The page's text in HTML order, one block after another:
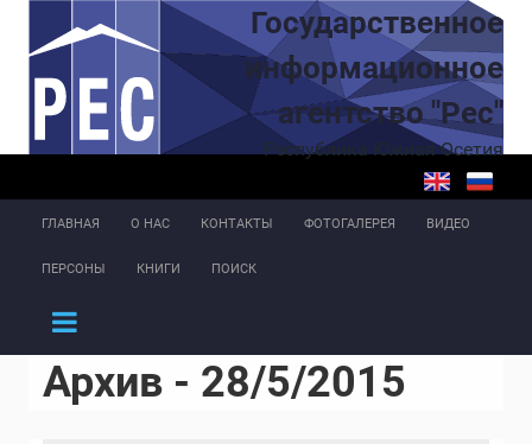
Перейти к основному содержаниюГосударственное
информационное
агентство "Рес"
Республика Южная Осетия
ГЛАВНАЯ О НАС КОНТАКТЫ ФОТОГАЛЕРЕЯ ВИДЕО
ПЕРСОНЫ КНИГИ ПОИСК
Архив - 28/5/2015